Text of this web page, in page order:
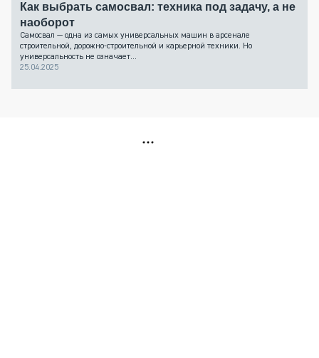
Как выбрать самосвал: техника под задачу, а не
наоборот
Самосвал — одна из самых универсальных машин в арсенале
строительной, дорожно-строительной и карьерной техники. Но
универсальность не означает...
25.04.2025